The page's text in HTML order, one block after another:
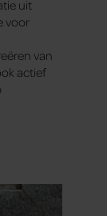
met andere
ze hebben
services. U
website blijft
uit
voor
van
actief